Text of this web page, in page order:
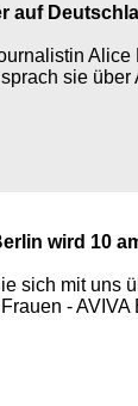
auf
sie
wird 10
sich mit uns
-